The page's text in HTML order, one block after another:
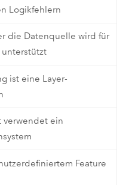
Logikfehlern
die Datenquelle wird für
unterstützt
ist eine Layer-
verwendet ein
Feature